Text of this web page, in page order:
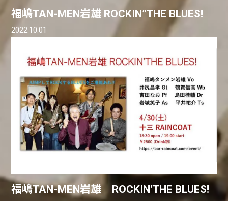
福嶋TAN-MEN岩雄 ROCKIN”THE BLUES!
2022.10.01
福嶋TAN-MEN岩雄 ROCKIN’THE BLUES!